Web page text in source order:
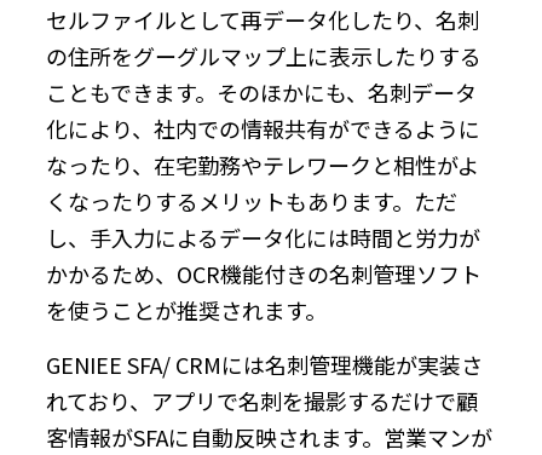
セルファイルとして再データ化したり、名刺
の住所をグーグルマップ上に表示したりする
こともできます。そのほかにも、名刺データ
化により、社内での情報共有ができるように
なったり、在宅勤務やテレワークと相性がよ
くなったりするメリットもあります。ただ
し、手入力によるデータ化には時間と労力が
かかるため、OCR機能付きの名刺管理ソフト
を使うことが推奨されます。
GENIEE SFA/ CRMには名刺管理機能が実装さ
れており、アプリで名刺を撮影するだけで顧
客情報がSFAに自動反映されます。営業マンが